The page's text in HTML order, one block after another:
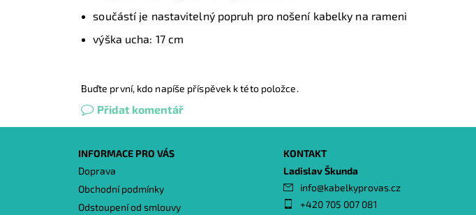
součástí je nastavitelný popruh pro nošení kabelky na rameni
výška ucha: 17 cm
Buďte první, kdo napíše příspěvek k této položce.
Přidat komentář
INFORMACE PRO VÁS
Doprava
Obchodní podmínky
Odstoupení od smlouvy
KONTAKT
Ladislav Škunda
info@kabelkyprovas.cz
+420 705 007 081